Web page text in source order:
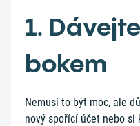
1.
bokem
Nemusí to být moc, ale
nový spořící účet nebo